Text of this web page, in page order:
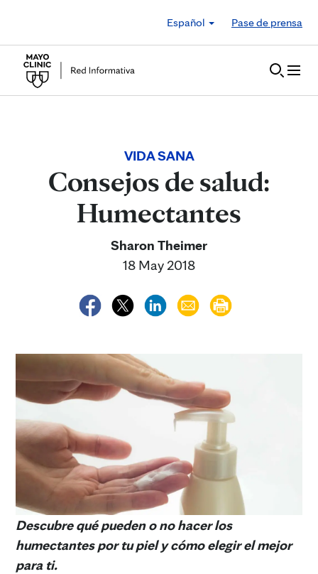
Español
Pase de prensa
VIDA SANA
Consejos de salud:
Humectantes
Sharon Theimer
18 May 2018
Descubre qué pueden o no hacer los
humectantes por tu piel y cómo elegir el mejor
para ti.